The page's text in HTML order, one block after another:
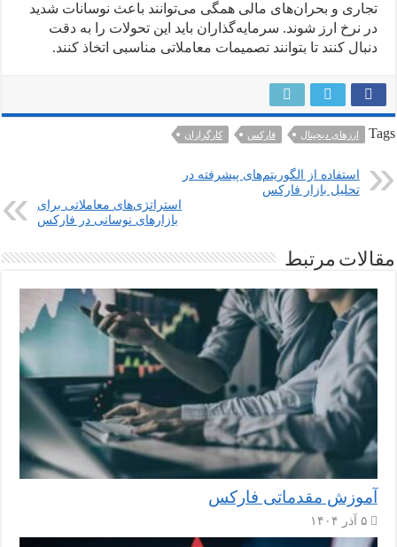
تجاری و بحران‌های مالی همگی می‌توانند باعث نوسانات شدید
در نرخ ارز شوند. سرمایه‌گذاران باید این تحولات را به دقت
دنبال کنند تا بتوانند تصمیمات معاملاتی مناسبی اتخاذ کنند.
Tags ارزهای دیجیتال فارکس کارگزاران
استفاده از الگوریتم‌های پیشرفته در
تحلیل بازار فارکس
استراتژی‌های معاملاتی برای
بازارهای نوسانی در فارکس
مقالات مرتبط
آموزش مقدماتی فارکس
۵ آذر ۱۴۰۴